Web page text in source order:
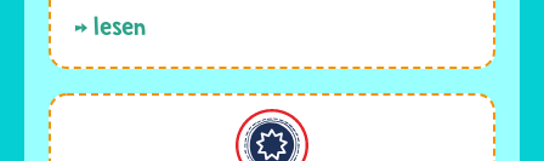
lesen
Bahaitum